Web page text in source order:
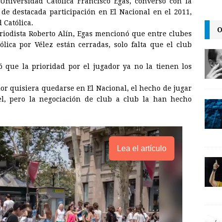
a
i
l
i
n
t
p
L
i
n
destacada participación en El Nacional en el 2011,
Católica.
Roberto Alín, Egas mencionó que entre clubes
por Vélez están cerradas, solo falta que el club
que la prioridad por el jugador ya no la tienen los
quisiera quedarse en El Nacional, el hecho de jugar
pero la negociación de club a club la han hecho
Lea el artículo